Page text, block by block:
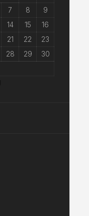
7 8
9
14 15
16
21 22
23
28 29
30